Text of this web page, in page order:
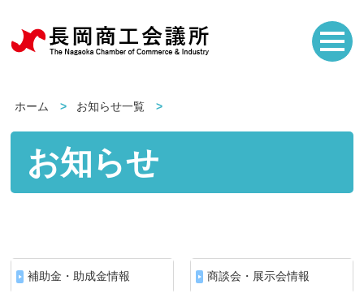
ホーム お知らせ一覧
お知らせ
補助金・助成金情報 商談会・展示会情報